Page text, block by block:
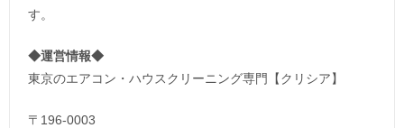
す。
◆運営情報◆
東京のエアコン・ハウスクリーニング専門【クリシア】
〒196-0003